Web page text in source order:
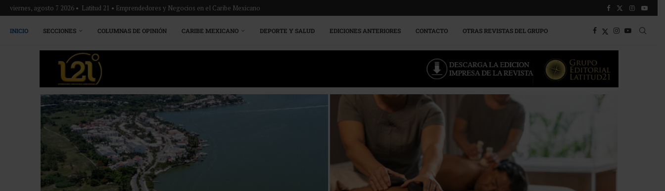
viernes, agosto 7 2026 • Latitud 21 • Emprendedores y Negocios en el Caribe Mexicano
INICIO SECCIONES COLUMNAS DE OPINIÓN CARIBE MEXICANO DEPORTE Y SALUD EDICIONES ANTERIORES CONTACTO OTRAS REVISTAS DEL GRUPO